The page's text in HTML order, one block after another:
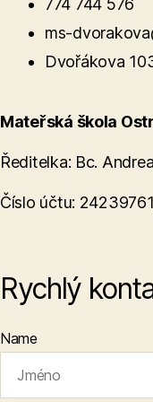
774 744 576
ms-
Dvořákova
Mateřská škola
Ředitelka: Bc.
Číslo účtu:
Rychlý
Name